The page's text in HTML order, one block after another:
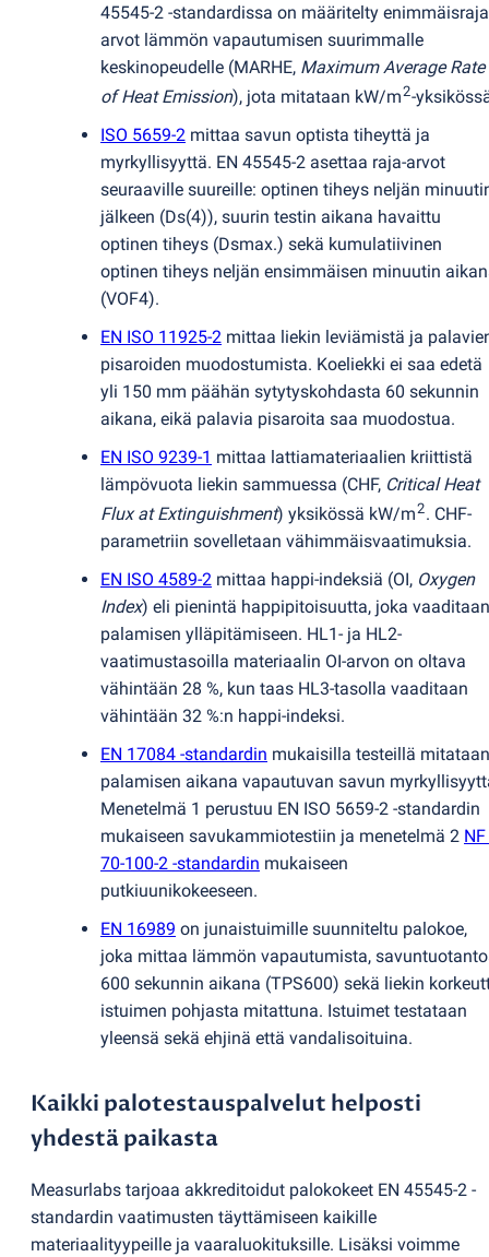
45545-2 -standardissa on määritelty
arvot lämmön vapautumisen suurimmalle
keskinopeudelle (MARHE, Maximum Average Rate
of Heat Emission), jota mitataan kW/m2-
ISO 5659-2 mittaa savun optista tiheyttä ja
myrkyllisyyttä. EN 45545-2 asettaa raja-arvot
seuraaville suureille: optinen tiheys neljän
jälkeen (Ds(4)), suurin testin aikana havaittu
optinen tiheys (Dsmax.) sekä kumulatiivinen
optinen tiheys neljän ensimmäisen minuutin
(VOF4).
EN ISO 11925-2 mittaa liekin leviämistä ja
pisaroiden muodostumista. Koeliekki ei saa edetä
yli 150 mm päähän sytytyskohdasta 60 sekunnin
aikana, eikä palavia pisaroita saa muodostua.
EN ISO 9239-1 mittaa lattiamateriaalien kriittistä
lämpövuota liekin sammuessa (CHF, Critical Heat
Flux at Extinguishment) yksikössä kW/m2. CHF-
parametriin sovelletaan vähimmäisvaatimuksia.
EN ISO 4589-2 mittaa happi-indeksiä (OI, Oxygen
Index) eli pienintä happipitoisuutta, joka vaaditaan
palamisen ylläpitämiseen. HL1- ja HL2-
vaatimustasoilla materiaalin OI-arvon on oltava
vähintään 28 %, kun taas HL3-tasolla vaaditaan
vähintään 32 %:n happi-indeksi.
EN 17084 -standardin mukaisilla testeillä mitataan
palamisen aikana vapautuvan savun
Menetelmä 1 perustuu EN ISO 5659-2 -standardin
mukaiseen savukammiotestiin ja menetelmä 2
70-100-2 -standardin mukaiseen
putkiuunikokeeseen.
EN 16989 on junaistuimille suunniteltu palokoe,
joka mittaa lämmön vapautumista,
600 sekunnin aikana (TPS600) sekä liekin
istuimen pohjasta mitattuna. Istuimet testataan
yleensä sekä ehjinä että vandalisoituina.
Kaikki palotestauspalvelut helposti
yhdestä paikasta
Measurlabs tarjoaa akkreditoidut palokokeet EN 45545-2 -
standardin vaatimusten täyttämiseen kaikille
materiaalityypeille ja vaaraluokituksille. Lisäksi voimme